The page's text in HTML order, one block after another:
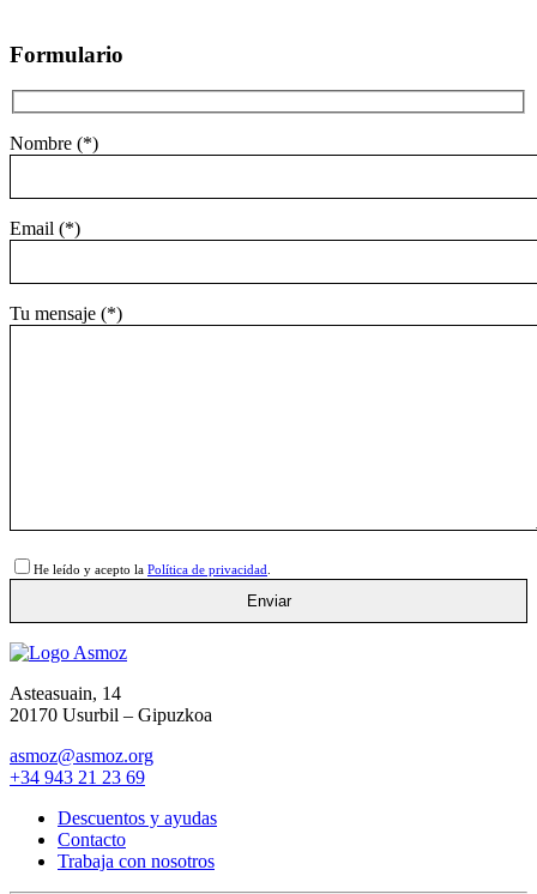
Formulario
Nombre (*)
Email (*)
Tu mensaje (*)
He leído y acepto la Política de privacidad
Asteasuain, 14
20170 Usurbil – Gipuzkoa
asmoz@asmoz.org
+34 943 21 23 69
Descuentos y ayudas
Contacto
Trabaja con nosotros